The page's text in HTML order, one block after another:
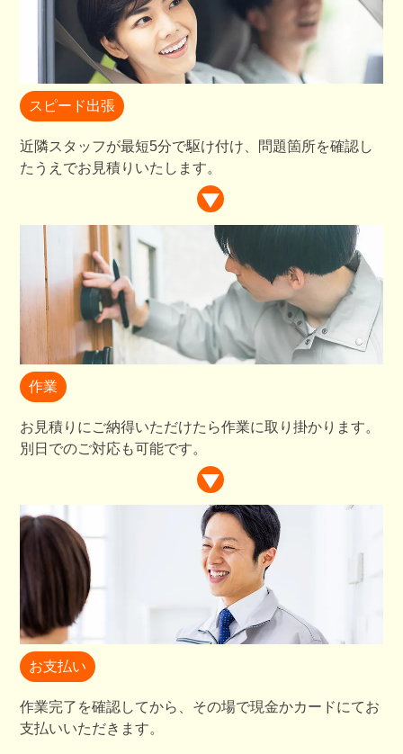
スピード出張
近隣スタッフが最短5分で駆け付け、問題箇所を確認し
たうえでお見積りいたします。
作業
お見積りにご納得いただけたら作業に取り掛かります。
別日でのご対応も可能です。
お支払い
作業完了を確認してから、その場で現金かカードにてお
支払いいただきます。